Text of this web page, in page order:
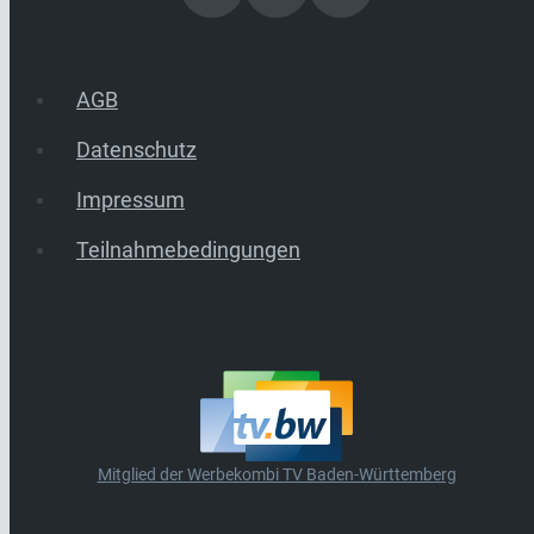
AGB
Datenschutz
Impressum
Teilnahmebedingungen
Mitglied der Werbekombi TV Baden-Württemberg